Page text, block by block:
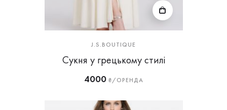
J.S.BOUTIQUE
Сукня у грецькому стилі
4000₴/ОРЕНДА